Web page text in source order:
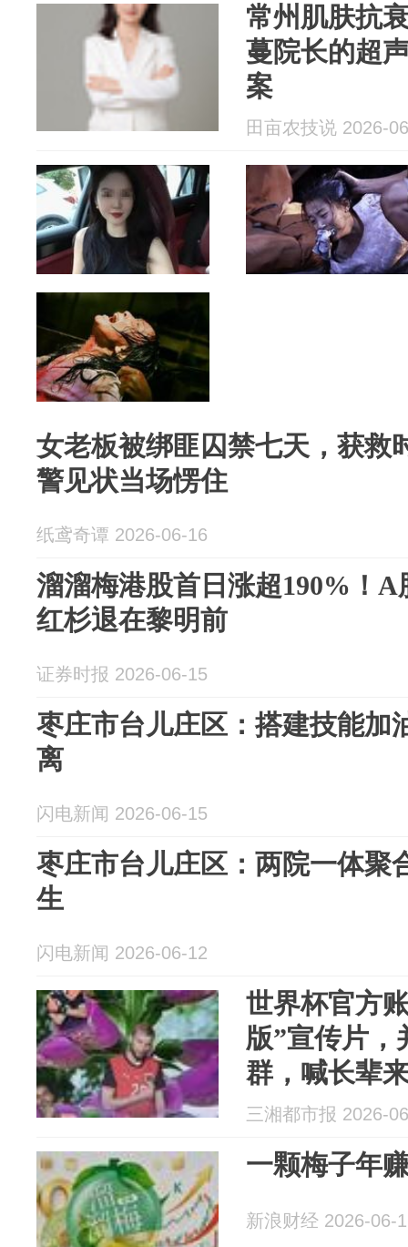
常州肌肤抗
蔓院长的超
案
田亩农技说 2026-
女老板被绑匪囚禁七天，获救
警见状当场愣住
纸鸢奇谭 2026-06-16
溜溜梅港股首日涨超190%！
红杉退在黎明前
证券时报 2026-06-15
枣庄市台儿庄区：搭建技能加
离
闪电新闻 2026-06-15
枣庄市台儿庄区：两院一体聚
生
闪电新闻 2026-06-12
世界杯官方
版”宣传片，
群，喊长辈
大师”马宁代
三湘都市报 2026-
一颗梅子年
新浪财经 2026-06-